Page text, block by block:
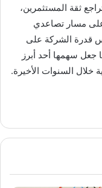
ثقة المستثمرين،
على مسار تصاعدي
قدرة الشركة على
جعل سهمها أحد أبرز
خلال السنوات الأخيرة.